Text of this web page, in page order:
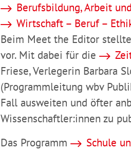
Berufsbildung, Arbeit
Wirtschaft – Beruf –
Beim Meet the Editor
vor. Mit dabei für die
Friese, Verlegerin Barbara
(Programmleitung wbv
Fall ausweiten und öfter
Wissenschaftler:innen zu
Das Programm
Schule